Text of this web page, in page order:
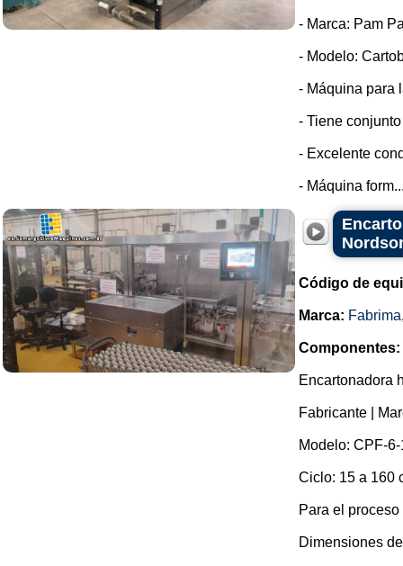
- Marca: Pam
- Modelo:
- Máquina para
- Tiene
- Excelente
- Máquina
Código de
Marca: Fabrima
Componentes:
Encartonadora
Fabricante |
Modelo: CPF-
Ciclo: 15 a 160
Para el
Dimensiones